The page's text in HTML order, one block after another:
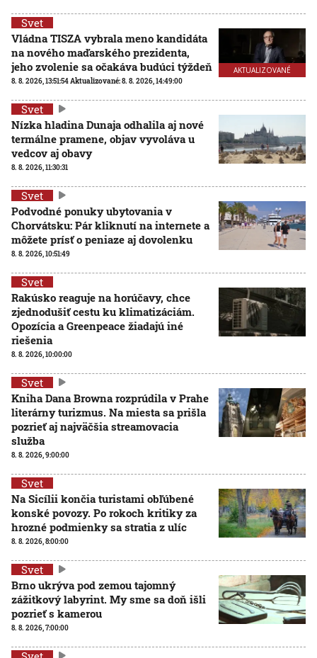
AKTUALIZOVANÉ
Svet
Vládna TISZA vybrala meno kandidáta
na nového maďarského prezidenta,
jeho zvolenie sa očakáva budúci týždeň
8. 8. 2026, 13:51:54Aktualizované:8. 8. 2026, 14:49:00
Svet
Nízka hladina Dunaja odhalila aj nové
termálne pramene, objav vyvoláva u
vedcov aj obavy
8. 8. 2026, 11:30:31
Svet
Podvodné ponuky ubytovania v
Chorvátsku: Pár kliknutí na internete a
môžete prísť o peniaze aj dovolenku
8. 8. 2026, 10:51:49
Svet
Rakúsko reaguje na horúčavy, chce
zjednodušiť cestu ku klimatizáciám.
Opozícia a Greenpeace žiadajú iné
riešenia
8. 8. 2026, 10:00:00
Svet
Kniha Dana Browna rozprúdila v Prahe
literárny turizmus. Na miesta sa prišla
pozrieť aj najväčšia streamovacia
služba
8. 8. 2026, 9:00:00
Svet
Na Sicílii končia turistami obľúbené
konské povozy. Po rokoch kritiky za
hrozné podmienky sa stratia z ulíc
8. 8. 2026, 8:00:00
Svet
Brno ukrýva pod zemou tajomný
zážitkový labyrint. My sme sa doň išli
pozrieť s kamerou
8. 8. 2026, 7:00:00